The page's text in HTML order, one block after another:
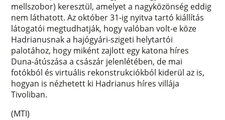
mellszobor) keresztül, amelyet a nagyközönség eddig
nem láthatott. Az október 31-ig nyitva tartó kiállítás
látogatói megtudhatják, hogy valóban volt-e köze
Hadrianusnak a hajógyári-szigeti helytartói
palotához, hogy miként zajlott egy katona híres
Duna-átúszása a császár jelenlétében, de mai
fotókból és virtuális rekonstrukciókból kiderül az is,
hogyan is nézhetett ki Hadrianus híres villája
Tivoliban.
(MTI)